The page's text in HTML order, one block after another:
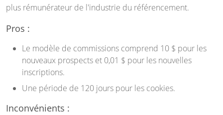
plus rémunérateur de l'industrie du référencement.
Pros :
Le modèle de commissions comprend 10 $ pour les
nouveaux prospects et 0,01 $ pour les nouvelles
inscriptions.
Une période de 120 jours pour les cookies.
Inconvénients :